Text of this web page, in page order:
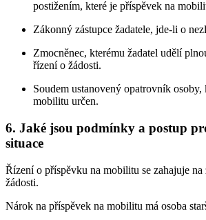
postižením, které je příspěvek na
Zákonný zástupce žadatele, jde-li o
Zmocněnec, kterému žadatel udělí
řízení o žádosti.
Soudem ustanovený opatrovník osoby,
mobilitu určen.
6. Jaké jsou podmínky a postup
situace
Řízení o příspěvku na mobilitu se zahajuje na
žádosti.
Nárok na příspěvek na mobilitu má osoba